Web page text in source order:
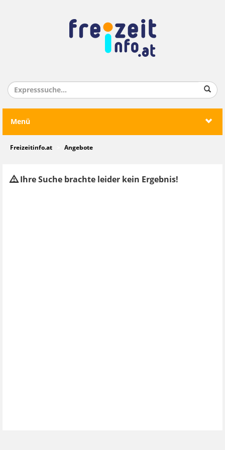
Menü
Freizeitinfo.at Angebote
Ihre Suche brachte leider kein Ergebnis!